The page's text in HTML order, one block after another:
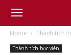
Home Thành tích
Thành tích học viên